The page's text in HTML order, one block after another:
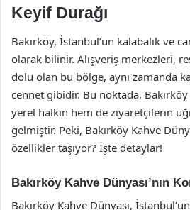
Keyif Durağı
Bakırköy, İstanbul’un kalabalık ve
olarak bilinir. Alışveriş merkezleri,
dolu olan bu bölge, aynı zamanda
cennet gibidir. Bu noktada, Bakırköy
yerel halkın hem de ziyaretçilerin
gelmiştir. Peki, Bakırköy Kahve
özellikler taşıyor? İşte detaylar!
Bakırköy Kahve Dünyası’nın
Bakırköy Kahve Dünyası,